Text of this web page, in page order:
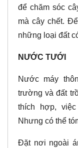
để chăm sóc
mà cây chết.
những loại đất
NƯỚC TƯỚI
Nước máy
trường và đất
thích hợp,
Nhưng có thể
Đặt nơi ngoài